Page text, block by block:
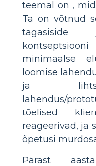
teemal on ,
Ta on võtnud
tagasiside
minimaalse
loomise
ja
lahendus/
tõelised
reageerivad, ja
õpetusi
Pärast